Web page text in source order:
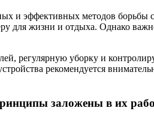
и эффективных методов
для жизни и отдыха. Однако
регулярную уборку и
рекомендуется
заложены в их